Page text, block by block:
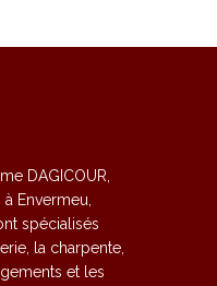
DAGICOUR,
Envermeu,
spécialisés
la charpente,
et les